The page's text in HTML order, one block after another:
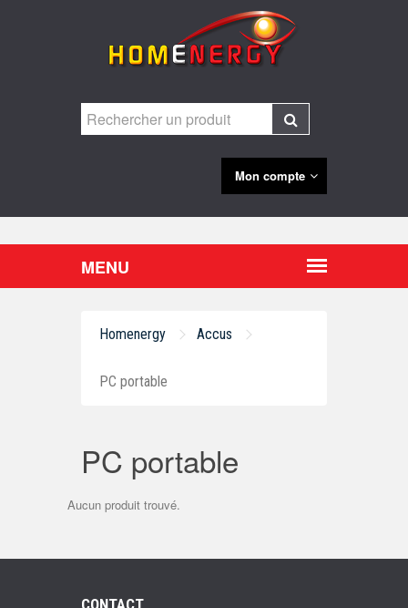
Mon compte
Homenergy Accus
PC portable
PC portable
Aucun produit trouvé.